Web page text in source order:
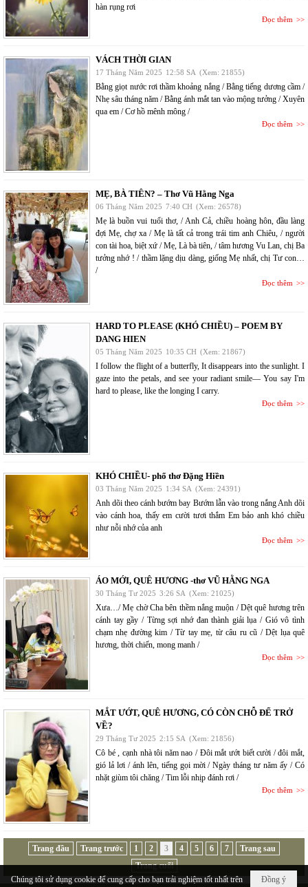
hàn rụng rơi
Đọc thêm
VÁCH THỜI GIAN
17 Tháng Năm 2025 12:58 SA (Xem: 21855)
Bằng giọt nước rơi thầm khoảng nắng / Bằng tiếng dương cầm /
Nhẹ sâu tháng năm / Bằng ánh mắt tan vào mộng tưởng / Xuyên
qua em / Cơ hồ mênh mông /
Đọc thêm
MẸ, BÀ TIÊN? – Thơ Vũ Hằng Nga
06 Tháng Năm 2025 7:40 CH (Xem: 26578)
Mẹ là buồn vui tuổi thơ, / Anh Cả, chiều hoàng hôn, đầu làng
đợi Mẹ, chợ xa / Mẹ là tất cả trong trái tim anh Chiêu, / người
con tài hoa, biệt xứ / Mẹ, Là bà tiên, / tâm hương Vu Lan, chị Ba
tưởng nhớ ! / thầm lặng dịu dàng, giống Mẹ nhất, chị Tư con…
/
Đọc thêm
HARD TO PLEASE (KHÓ CHIỀU) – POEM BY
DANG HIEN
05 Tháng Năm 2025 10:35 CH (Xem: 21867)
I follow the flight of a butterfly, It disappears into the sunlight. I
gaze into the petals, and see your radiant smile— You say I'm
hard to please, like the longing I carry.
Đọc thêm
KHÓ CHIỀU- phổ thơ Đặng Hiền
03 Tháng Năm 2025 1:34 SA (Xem: 24391)
Anh dõi theo cánh bướm bay Bướm lẫn vào trong nắng Anh dõi
vào cánh hoa, thấy em cười tươi thắm Em bảo anh khó chiều
như nỗi nhớ của anh
Đọc thêm
ÁO MỚI, QUÊ HƯƠNG -thơ VŨ HẰNG NGA
30 Tháng Tư 2025 3:26 SA (Xem: 21025)
Xưa…/ Mẹ chờ Cha bên thềm nắng muộn / Dệt quê hương trên
cánh tay gầy / Từng sợi nhớ đan thành giải lụa / Gió vô tình
chạm nhẹ đường kim / Từ tay mẹ, từ câu ru cũ / Dệt lụa quê
hương, thời chiến, mong manh /
Đọc thêm
MẮT ƯỚT, QUÊ HƯƠNG, CÓ CÒN CHỖ ĐỂ TRỞ
VỀ?
29 Tháng Tư 2025 2:15 SA (Xem: 21856)
Cô bé , cạnh nhà tôi năm nao / Đôi mắt ướt biết cười / đôi mắt,
gió lả lơi / ánh lên, tiếng gọi mời / Ngày tháng tư năm ấy / Có
nhặt giùm tôi chăng / Tim lỗi nhịp đánh rơi /
Đọc thêm
Trang đầu Trang trước 1 2 3 4 5 6 7
Trang sau
Trang cuối
Đồng ý
Chúng tôi sử dụng cookie để cung cấp cho bạn trải nghiệm tốt nhất trên